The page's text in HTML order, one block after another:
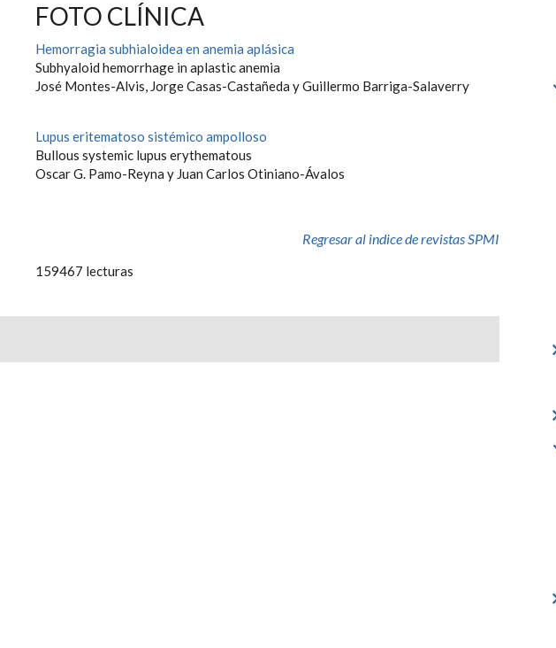
FOTO CLÍNICA
Hemorragia subhialoidea en anemia aplásica
Subhyaloid hemorrhage in aplastic anemia
José Montes-Alvis, Jorge Casas-Castañeda y Guillermo Barriga-Salaverry
Lupus eritematoso sistémico ampolloso
Bullous systemic lupus erythematous
Oscar G. Pamo-Reyna y Juan Carlos Otiniano-Ávalos
Regresar al indice de revistas SPMI
159467 lecturas